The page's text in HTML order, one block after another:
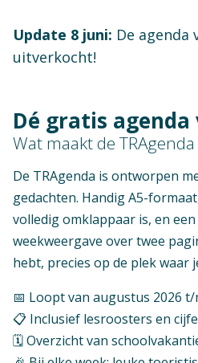
Update 8 juni: De agenda
uitverkocht!
Dé gratis
Wat maakt de
De TRAgenda is ontworpen
gedachten. Handig A5-
volledig omklappaar is, en
weekweergave over twee
hebt, precies op de plek waar
📅 Loopt van augustus 2026
📋 Inclusief lesroosters en
🗓️ Overzicht van